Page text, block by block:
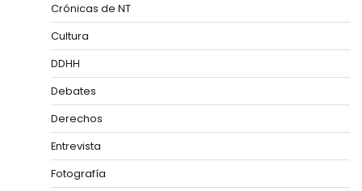
Crónicas de NT
Cultura
DDHH
Debates
Derechos
Entrevista
Fotografía